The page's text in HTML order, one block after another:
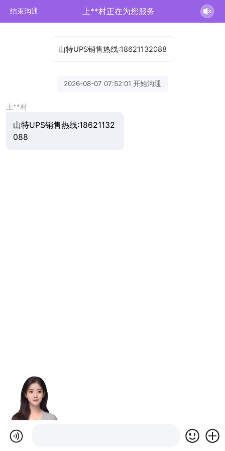
结束沟通 上**村正在为您服务
山特UPS销售热线:18621132088
2026-08-07 07:52:01 开始沟通
上**村
山特UPS销售热线:18621132
088